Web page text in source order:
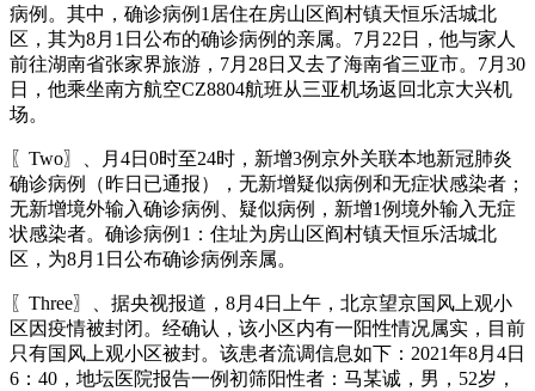
病例。其中，确诊病例1居住在房山区阎村镇天恒乐活城北
区，其为8月1日公布的确诊病例的亲属。7月22日，他与家人
前往湖南省张家界旅游，7月28日又去了海南省三亚市。7月30
日，他乘坐南方航空CZ8804航班从三亚机场返回北京大兴机
场。
〖Two〗、月4日0时至24时，新增3例京外关联本地新冠肺炎
确诊病例（昨日已通报），无新增疑似病例和无症状感染者；
无新增境外输入确诊病例、疑似病例，新增1例境外输入无症
状感染者。确诊病例1：住址为房山区阎村镇天恒乐活城北
区，为8月1日公布确诊病例亲属。
〖Three〗、据央视报道，8月4日上午，北京望京国风上观小
区因疫情被封闭。经确认，该小区内有一阳性情况属实，目前
只有国风上观小区被封。该患者流调信息如下：2021年8月4日
6：40，地坛医院报告一例初筛阳性者：马某诚，男，52岁，